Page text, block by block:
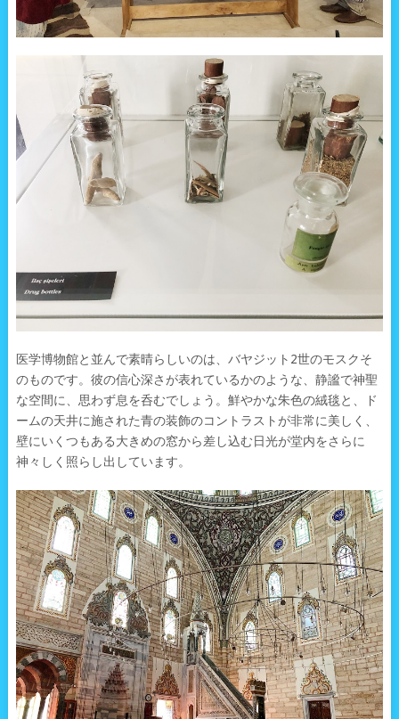
医学博物館と並んで素晴らしいのは、バヤジット2世のモスクそ
のものです。彼の信心深さが表れているかのような、静謐で神聖
な空間に、思わず息を呑むでしょう。鮮やかな朱色の絨毯と、ド
ームの天井に施された青の装飾のコントラストが非常に美しく、
壁にいくつもある大きめの窓から差し込む日光が堂内をさらに
神々しく照らし出しています。